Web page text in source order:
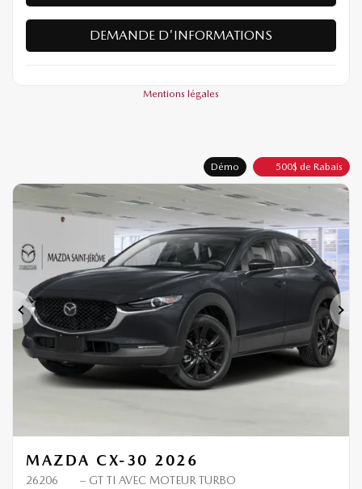
DEMANDE D'INFORMATIONS
Mentions légales
Démo 500$ de Rabais
Précédent
MAZDA CX-30 2026
26206 – GT TI AVEC MOTEUR TURBO